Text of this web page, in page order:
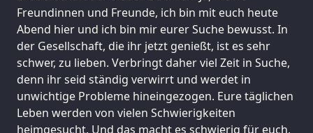
Freundinnen und Freunde, ich bin mit euch heute
Abend hier und ich bin mir eurer Suche bewusst. In
der Gesellschaft, die ihr jetzt genießt, ist es sehr
schwer, zu lieben. Verbringt daher viel Zeit in Suche,
denn ihr seid ständig verwirrt und werdet in
unwichtige Probleme hineingezogen. Eure täglichen
Leben werden von vielen Schwierigkeiten
heimgesucht. Und das macht es schwierig für euch,